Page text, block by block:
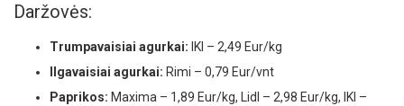
Daržovės:
Trumpavaisiai agurkai: IKI – 2,49 Eur/kg
Ilgavaisiai agurkai: Rimi – 0,79 Eur/vnt
Paprikos: Maxima – 1,89 Eur/kg, Lidl – 2,98 Eur/kg, IKI –